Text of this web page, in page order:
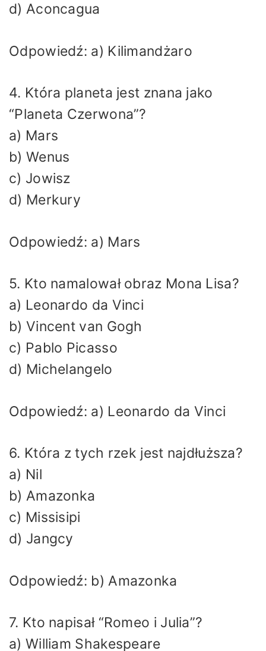
d) Aconcagua
Odpowiedź: a) Kilimandżaro
4. Która planeta jest znana jako
“Planeta Czerwona”?
a) Mars
b) Wenus
c) Jowisz
d) Merkury
Odpowiedź: a) Mars
5. Kto namalował obraz Mona Lisa?
a) Leonardo da Vinci
b) Vincent van Gogh
c) Pablo Picasso
d) Michelangelo
Odpowiedź: a) Leonardo da Vinci
6. Która z tych rzek jest najdłuższa?
a) Nil
b) Amazonka
c) Missisipi
d) Jangcy
Odpowiedź: b) Amazonka
7. Kto napisał “Romeo i Julia”?
a) William Shakespeare